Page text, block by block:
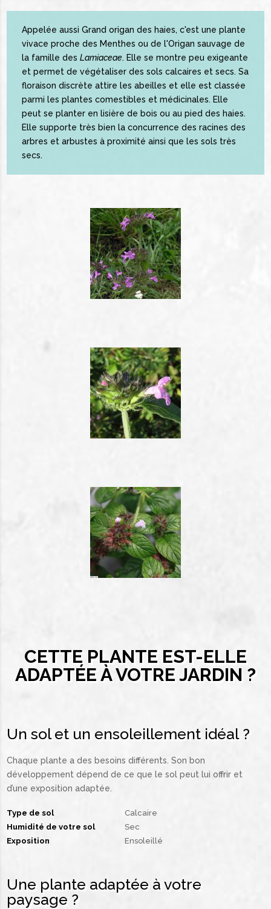
Appelée aussi Grand origan des haies, c'est une plante
vivace proche des Menthes ou de l'Origan sauvage de
la famille desLamiaceae. Elle se montre peu exigeante
et permet de végétaliser des sols calcaires et secs. Sa
floraison discrète attire les abeilles et elle est classée
parmi les plantes comestibles et médicinales. Elle
peut se planter en lisière de bois ou au pied des haies.
Elle supporte très bien la concurrence des racines des
arbres et arbustes à proximité ainsi que les sols très
secs.
CETTE PLANTE EST-ELLE
ADAPTÉE À VOTRE JARDIN ?
Un sol et un ensoleillement idéal ?
Chaque plante a des besoins différents. Son bon
développement dépend de ce que le sol peut lui offrir et
d’une exposition adaptée.
Type de sol
Calcaire
Humidité de votre sol
Sec
Exposition
Ensoleillé
Une plante adaptée à votre
paysage ?